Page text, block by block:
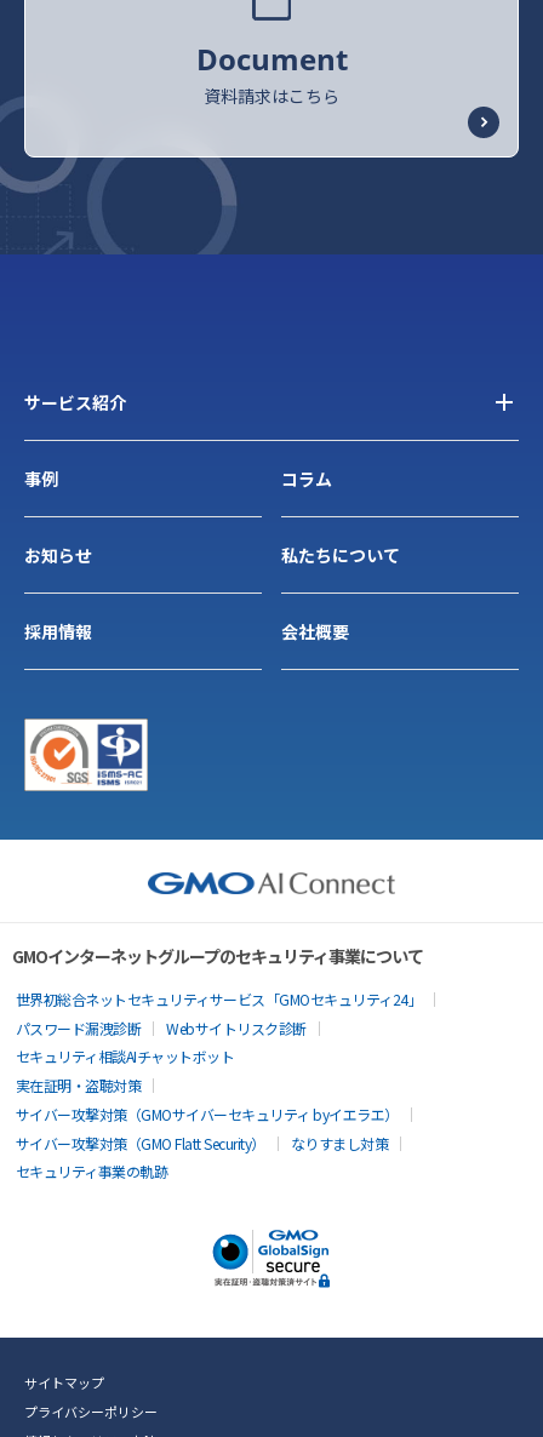
Document
資料請求はこちら
サービス紹介
事例 コラム
お知らせ 私たちについて
採用情報 会社概要
GMOインターネットグループのセキュリティ事業について
世界初総合ネットセキュリティサービス「GMOセキュリティ24」
パスワード漏洩診断
Webサイトリスク診断
セキュリティ相談AIチャットボット
実在証明・盗聴対策
サイバー攻撃対策（GMOサイバーセキュリティ byイエラエ）
サイバー攻撃対策（GMO Flatt Security）
なりすまし対策
セキュリティ事業の軌跡
サイトマップ
プライバシーポリシー